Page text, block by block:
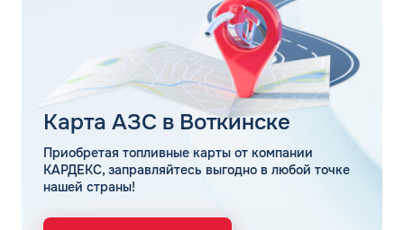
Карта АЗС в Воткинске
Приобретая топливные карты от компании
КАРДЕКС, заправляйтесь выгодно в любой точке
нашей страны!